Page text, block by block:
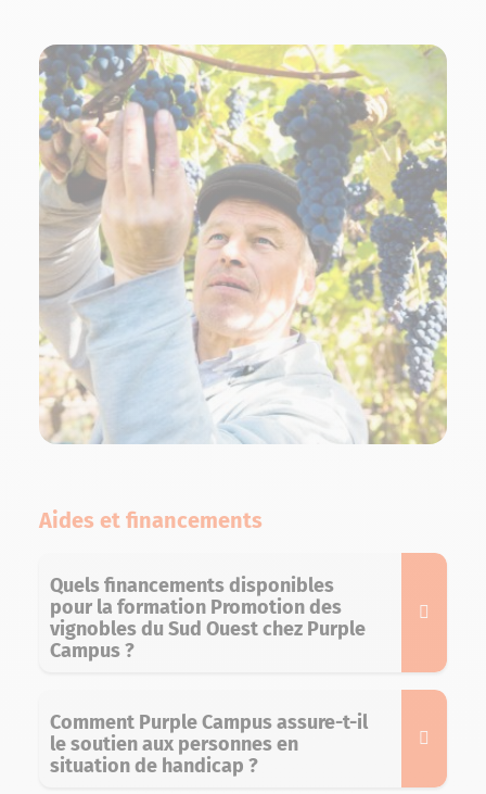
Aides et financements
Quels financements disponibles
pour la formation Promotion des
vignobles du Sud Ouest chez Purple
Campus ?
Comment Purple Campus assure-t-il
le soutien aux personnes en
situation de handicap ?